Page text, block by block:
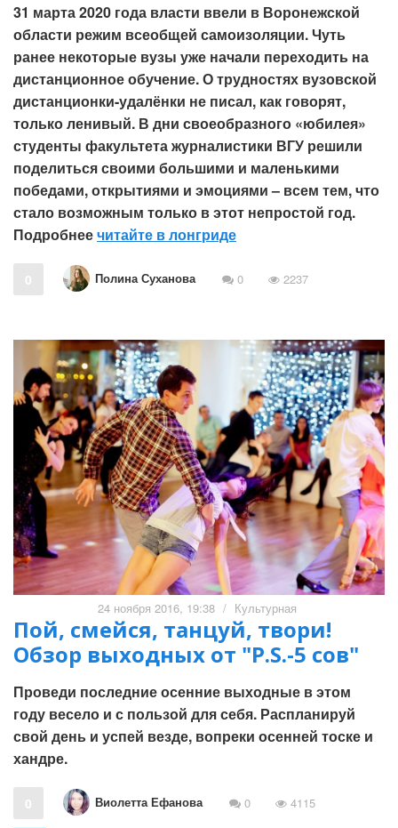
31 марта 2020 года власти ввели в Воронежской
области режим всеобщей самоизоляции. Чуть
ранее некоторые вузы уже начали переходить на
дистанционное обучение. О трудностях вузовской
дистанционки-удалёнки не писал, как говорят,
только ленивый. В дни своеобразного «юбилея»
студенты факультета журналистики ВГУ решили
поделиться своими большими и маленькими
победами, открытиями и эмоциями – всем тем, что
стало возможным только в этот непростой год.
Подробнеечитайте в лонгриде
0 Полина Суханова 0 2237
24 ноября 2016, 19:38 / Культурная
Пой, смейся, танцуй, твори!
Обзор выходных от "P.S.-5 сов"
Проведи последние осенние выходные в этом
году весело и с пользой для себя. Распланируй
свой день и успей везде, вопреки осенней тоске и
хандре.
0 Виолетта Ефанова 0 4115